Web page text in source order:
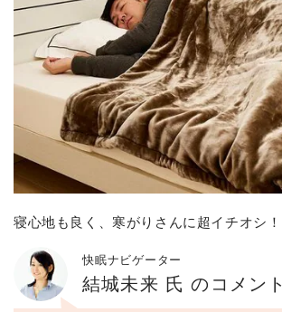
寝心地も良く、寒がりさんに超イチオシ！
快眠ナビゲーター
結城未来 氏 のコメント